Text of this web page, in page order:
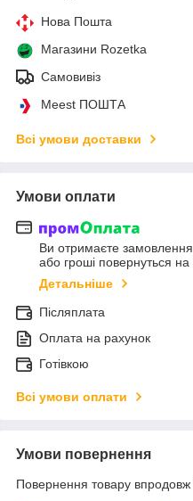
Нова Пошта
Магазини Rozetka
Самовивіз
Meest ПОШТА
Всі умови доставки
Умови оплати
Ви отримаєте замовлення
або гроші повернуться на
Детальніше
Післяплата
Оплата на рахунок
Готівкою
Всі умови оплати
Умови повернення
Повернення товару впродовж